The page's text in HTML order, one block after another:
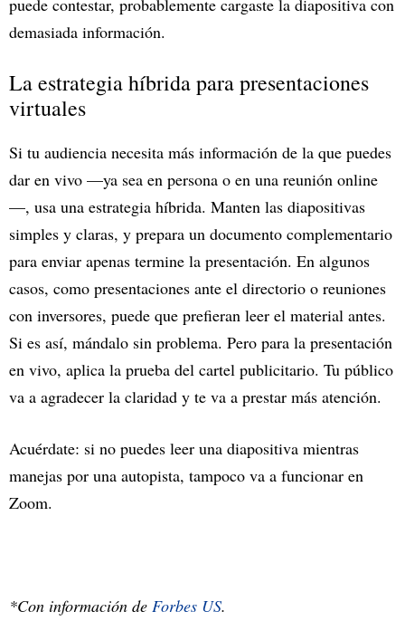
puede contestar, probablemente cargaste la diapositiva con
demasiada información.
La estrategia híbrida para presentaciones
virtuales
Si tu audiencia necesita más información de la que puedes
dar en vivo —ya sea en persona o en una reunión online
—, usa una estrategia híbrida. Manten las diapositivas
simples y claras, y prepara un documento complementario
para enviar apenas termine la presentación. En algunos
casos, como presentaciones ante el directorio o reuniones
con inversores, puede que prefieran leer el material antes.
Si es así, mándalo sin problema. Pero para la presentación
en vivo, aplica la prueba del cartel publicitario. Tu público
va a agradecer la claridad y te va a prestar más atención.
Acuérdate: si no puedes leer una diapositiva mientras
manejas por una autopista, tampoco va a funcionar en
Zoom.
*Con información de Forbes US.